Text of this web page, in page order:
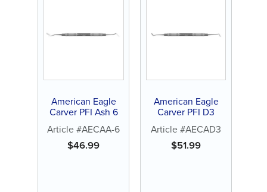
American Eagle
Carver PFI Ash 6
Article #AECAA-6
$46.99
American Eagle
Carver PFI D3
Article #AECAD3
$51.99